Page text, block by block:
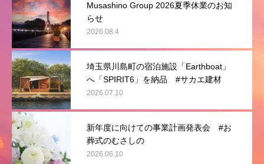
Musashino Group 2026夏季休業のお知
らせ
2026.08.4
埼玉県川島町の宿泊施設「Earthboat」
へ「SPIRIT6」を納品 #サカエ建材
2026.07.10
新年度に向けての事業計画発表会 #お
葬式のむさしの
2026.06.10